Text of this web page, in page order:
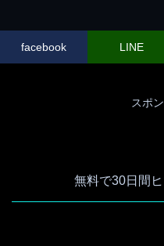
facebook LINE
スポ
無料で30日間